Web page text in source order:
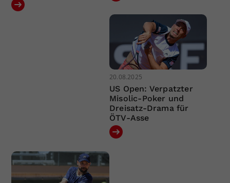
20.08.2025
US Open: Verpatzter
Misolic-Poker und
Dreisatz-Drama für
ÖTV-Asse